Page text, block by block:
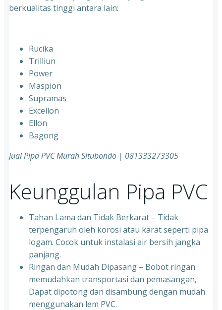
berkualitas tinggi antara lain:
Rucika
Trilliun
Power
Maspion
Supramas
Excellon
Ellon
Bagong
Jual Pipa PVC Murah Situbondo | 081333273305
Keunggulan Pipa PVC
Tahan Lama dan Tidak Berkarat – Tidak
terpengaruh oleh korosi atau karat seperti pipa
logam. Cocok untuk instalasi air bersih jangka
panjang.
Ringan dan Mudah Dipasang – Bobot ringan
memudahkan transportasi dan pemasangan,
Dapat dipotong dan disambung dengan mudah
menggunakan lem PVC.